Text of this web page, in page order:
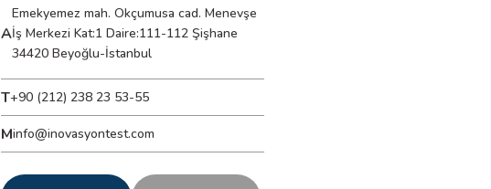
A
Emekyemez mah. Okçumusa cad. Menevşe
İş Merkezi Kat:1 Daire:111-112 Şişhane
34420 Beyoğlu-İstanbul
T+90 (212) 238 23 53-55
Minfo@inovasyontest.com